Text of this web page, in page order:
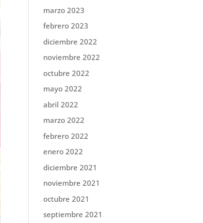
marzo 2023
febrero 2023
diciembre 2022
noviembre 2022
octubre 2022
mayo 2022
abril 2022
marzo 2022
febrero 2022
enero 2022
diciembre 2021
noviembre 2021
octubre 2021
septiembre 2021